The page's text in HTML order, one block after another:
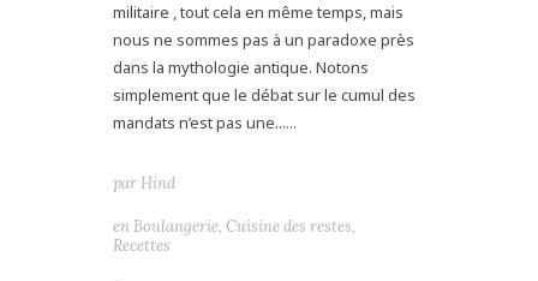
militaire , tout cela en même temps, mais
nous ne sommes pas à un paradoxe près
dans la mythologie antique. Notons
simplement que le débat sur le cumul des
mandats n’est pas une......
par Hind
en Boulangerie, Cuisine des restes,
Recettes